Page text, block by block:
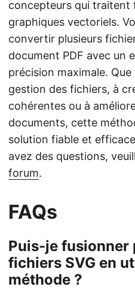
concepteurs qui traitent
graphiques vectoriels.
convertir plusieurs
document PDF avec un
précision maximale.
gestion des fichiers, à
cohérentes ou à
documents, cette
solution fiable et
avez des questions,
forum.
FAQs
Puis-je fusionner
fichiers SVG en
méthode ?